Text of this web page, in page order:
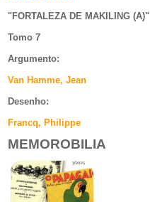
"FORTALEZA DE MAKILING (A)"
Tomo 7
Argumento:
Van Hamme, Jean
Desenho:
Francq, Philippe
MEMOROBILIA